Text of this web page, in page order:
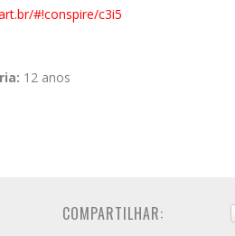
#!conspire/c3i5
12 anos
COMPARTILHAR: